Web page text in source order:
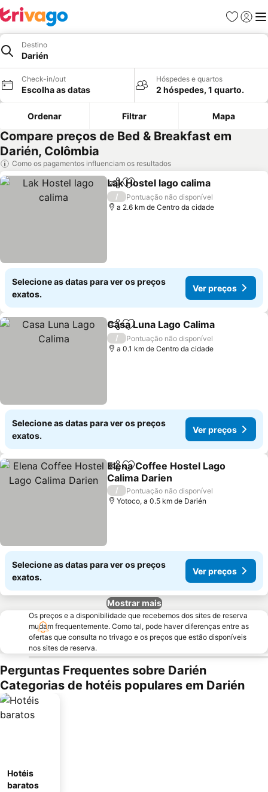
Favoritos
Iniciar
Destino
Darién
Check-in/out
Escolha as datas
Hóspedes e quartos
2 hóspedes, 1 quarto.
Ordenar Filtrar Mapa
Compare preços de Bed & Breakfast em
Darién, Colômbia
Como os pagamentos influenciam os resultados
PartilharAdicionar aos favoritos
Lak Hostel lago calima
/
Pontuação não disponível
a 2.6 km de Centro da cidade
Selecione as datas para ver os preços
exatos.
Ver preços
PartilharAdicionar aos favoritos
Casa Luna Lago Calima
/
Pontuação não disponível
a 0.1 km de Centro da cidade
Selecione as datas para ver os preços
exatos.
Ver preços
PartilharAdicionar aos favoritos
Elena Coffee Hostel Lago
Calima Darien
Ver preços
/
Pontuação não disponível
Yotoco, a 0.5 km de Darién
Selecione as datas para ver os preços
exatos.
Ver preços
Mostrar mais
Os preços e a disponibilidade que recebemos dos sites de reserva
mudam frequentemente. Como tal, pode haver diferenças entre as
ofertas que consulta no trivago e os preços que estão disponíveis
nos sites de reserva.
Perguntas Frequentes sobre Darién
Categorias de hotéis populares em Darién
Hotéis
baratos